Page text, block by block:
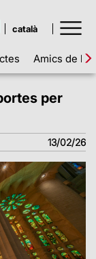
Amics de la
per
13/02/26